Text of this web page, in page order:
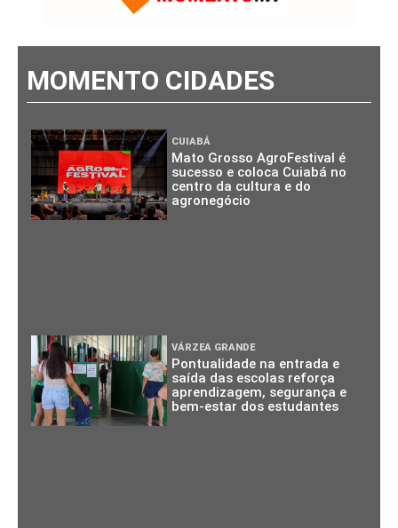
MOMENTO CIDADES
CUIABÁ
Mato Grosso AgroFestival é
sucesso e coloca Cuiabá no
centro da cultura e do
agronegócio
VÁRZEA GRANDE
Pontualidade na entrada e
saída das escolas reforça
aprendizagem, segurança e
bem-estar dos estudantes